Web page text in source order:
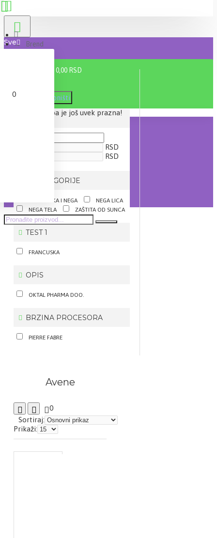
Sve
0 proizvod(a) - 0,00 RSD
0
Vaša korpa je još uvek prazna!
Brend
Filter Poništi
RSD
RSD
IZ KATEGORIJE
KOZMETIKA I NEGA
NEGA LICA
NEGA TELA
ZAŠTITA OD SUNCA
TEST 1
FRANCUSKA
OPIS
OKTAL PHARMA DOO.
BRZINA PROCESORA
PIERRE FABRE
Avene
0
Sortiraj:
Prikaži: